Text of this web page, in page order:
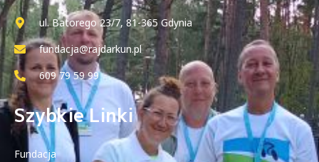
ul. Batorego 23/7, 81-365 Gdynia
fundacja@rajdarkun.pl
609 79 59 99
Szybkie Linki
Fundacja